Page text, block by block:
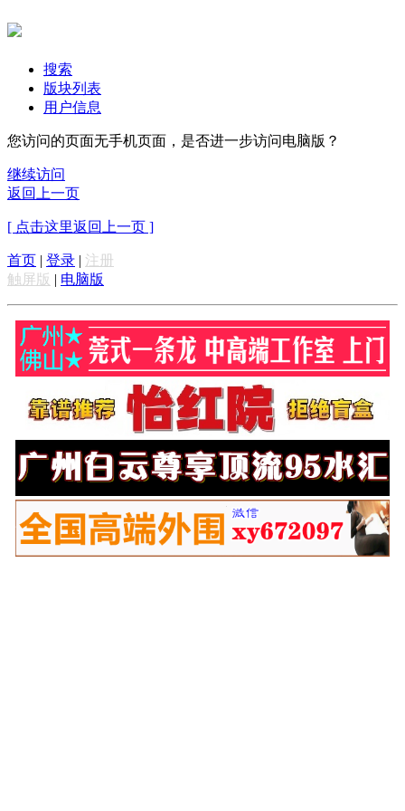
搜索
版块列表
用户信息
您访问的页面无手机页面，是否进一步访问电脑版？
继续访问
返回上一页
[ 点击这里返回上一页 ]
首页 | 登录 | 注册
触屏版 | 电脑版